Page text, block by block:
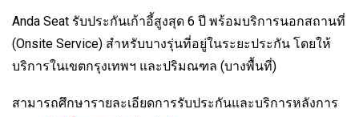
Anda Seat รับประกันเก้าอี้สูงสุด 6 ปี พร้อมบริการนอกสถานที่
(Onsite Service) สำหรับบางรุ่นที่อยู่ในระยะประกัน โดยให้
บริการในเขตกรุงเทพฯ และปริมณฑล (บางพื้นที่)
สามารถศึกษารายละเอียดการรับประกันและบริการหลังการ